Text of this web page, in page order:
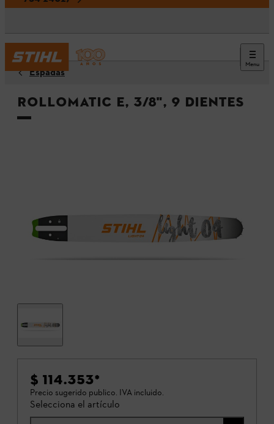
Menu
Espadas
Rollomatic E, 3/8", 9 dientes
$ 114.353*
Precio sugerido publico. IVA incluido.
Selecciona el artículo